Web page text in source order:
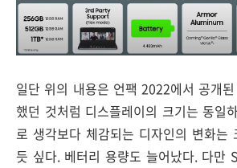
일단 위의 내용은 언팩 2022에서 공개
했던 것처럼 디스플레이의 크기는 동일
로 생각보다 체감되는 디자인의 변화는
듯 싶다. 베터리 용량도 늘어났다. 다만